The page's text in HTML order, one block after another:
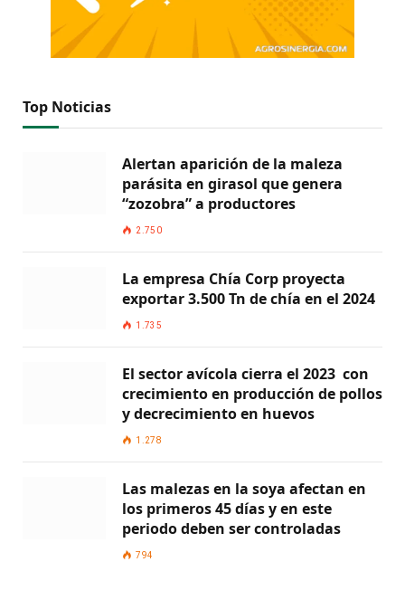
Top Noticias
Alertan aparición de la maleza
parásita en girasol que genera
“zozobra” a productores
2.750
La empresa Chía Corp proyecta
exportar 3.500 Tn de chía en el 2024
1.735
El sector avícola cierra el 2023 con
crecimiento en producción de pollos
y decrecimiento en huevos
1.278
Las malezas en la soya afectan en
los primeros 45 días y en este
periodo deben ser controladas
794